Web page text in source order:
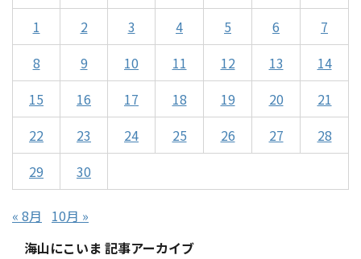
1 2 3 4 5 6
7
8
9 10 11 12 13
14
15
16 17 18 19 20
21
22
23 24 25 26 27
28
29
30
« 8月
10月 »
海山にこいま 記事アーカイブ